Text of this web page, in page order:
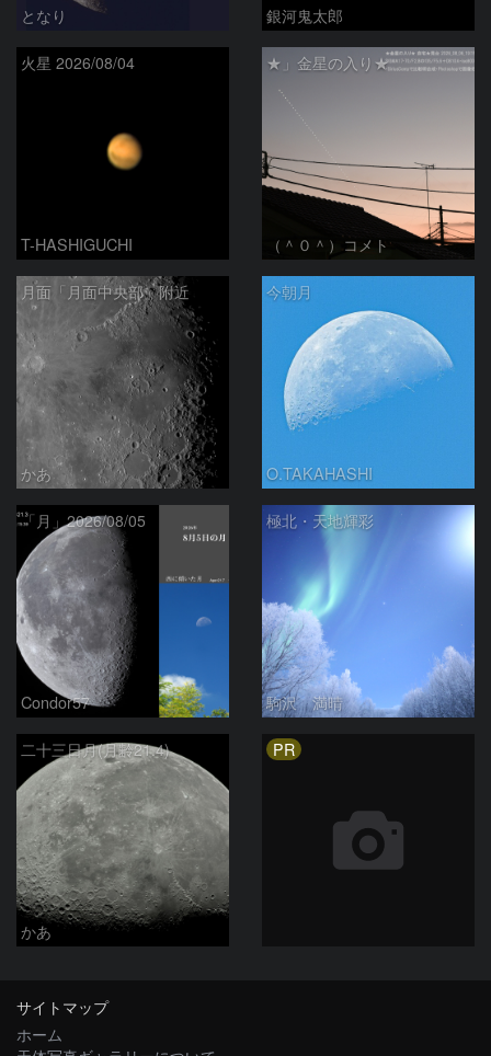
となり 銀河鬼太郎
火星 2026/08/04
T-HASHIGUCHI
★」金星の入り★
（＾０＾）コメト
月面「月面中央部」附近
かあ
今朝月
O.TAKAHASHI
「月」2026/08/05
Condor57
極北・天地輝彩
駒沢 満晴
二十三日月(月齢21.4)
かあ
PR
サイトマップ
ホーム